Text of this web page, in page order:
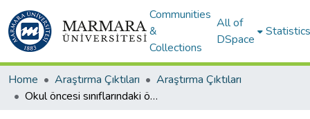
Communities
&
Collections
All of
DSpace
Statistics
Home Araştırma Çıktıları
Araştırma Çıktıları
Okul öncesi sınıflarındaki öğrenme merkezlerinin durumunun belirlenmesi ve öğretmenlerin öğrenme merkezleri hakkındaki görüşlerinin incelenmesi